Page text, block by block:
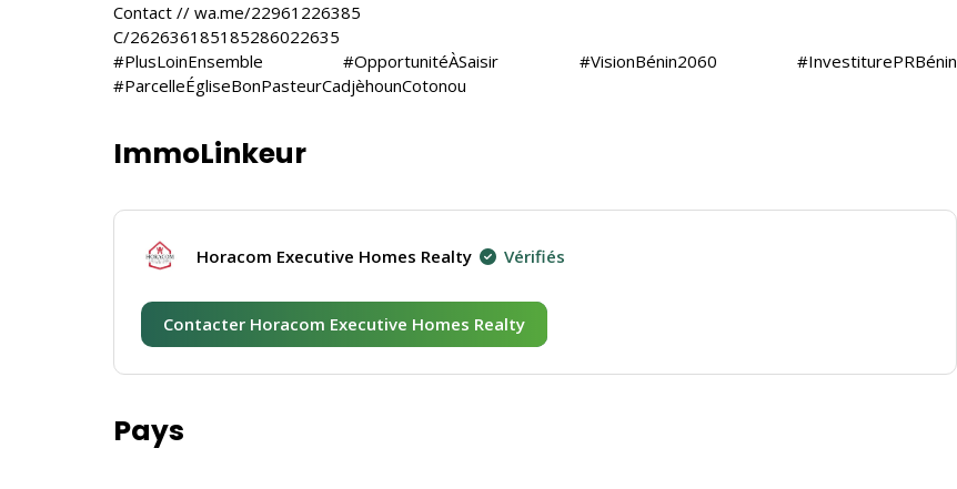
Contact // wa.me/22961226385
C/262636185185286022635
#PlusLoinEnsemble #OpportunitéÀSaisir #VisionBénin2060 #InvestiturePRBénin
#ParcelleÉgliseBonPasteurCadjèhounCotonou
ImmoLinkeur
Horacom Executive Homes Realty Vérifiés
Contacter Horacom Executive Homes Realty
Pays